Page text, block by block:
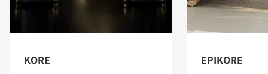
KORE EPIKORE